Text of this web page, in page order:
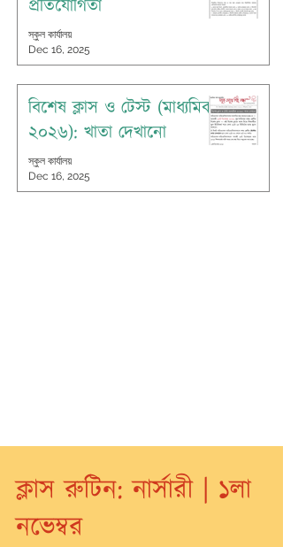
প্রতিযোগিতা
স্কুল কার্যালয়
Dec 16, 2025
বিশেষ ক্লাস ও টেস্ট (মাধ্যমিক
২০২৬): খাতা দেখানো
স্কুল কার্যালয়
Dec 16, 2025
ক্লাস রুটিন: নার্সারী | ১লা
নভেম্বর